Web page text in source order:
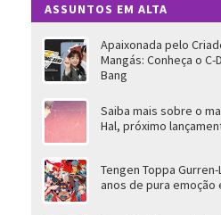
ASSUNTOS EM ALTA
Apaixonada pelo
Mangás: Conheça o C-
Bang
Saiba mais sobre o
Hal, próximo
Tengen Toppa Gurren-
anos de pura emoção